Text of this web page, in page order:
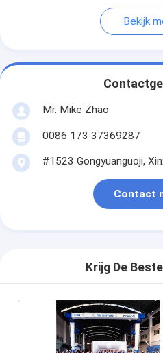
Bekijk
Mr. Mike Zhao
0086 173 37369287
#1523 Gongyuanguoji,
Contact
Krijg De